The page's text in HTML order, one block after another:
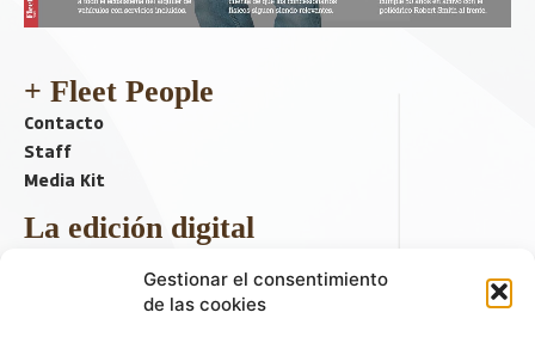
Gestionar el consentimiento
de las cookies
+ Fleet People
Contacto
Staff
Media Kit
La edición digital
Descargar último ejemplar
ir a hemeroteca